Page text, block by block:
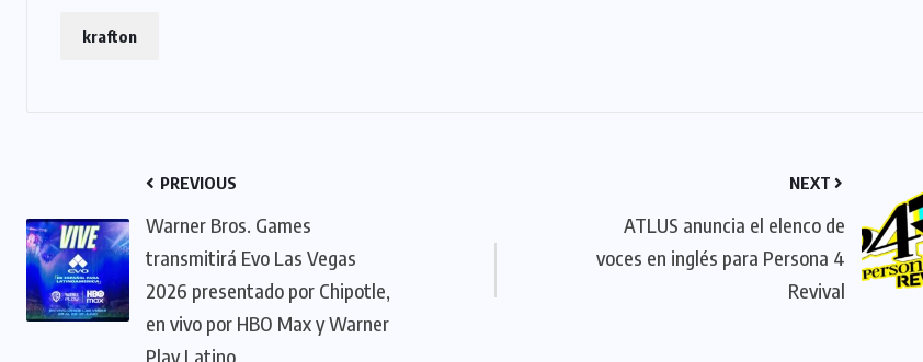
krafton
PREVIOUS
Warner Bros. Games
transmitirá Evo Las Vegas
2026 presentado por Chipotle,
en vivo por HBO Max y Warner
Play Latino
NEXT
ATLUS anuncia el elenco de
voces en inglés para Persona 4
Revival